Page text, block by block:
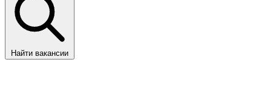
Найти вакансии